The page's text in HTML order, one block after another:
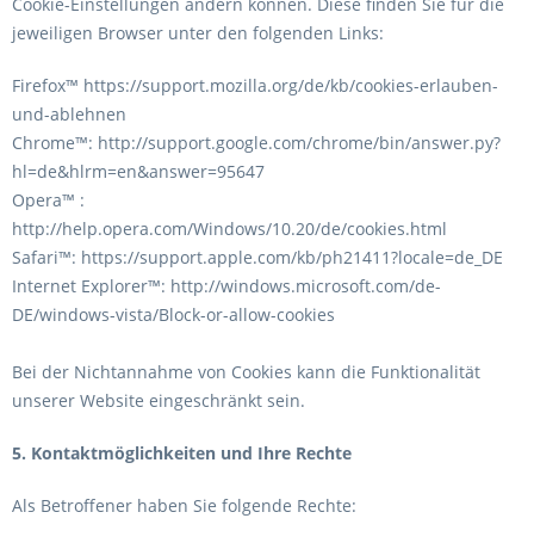
jeweiligen Browser unter den folgenden Links:
Firefox™ https://support.mozilla.org/de/kb/cookies-erlauben-
und-ablehnen
Chrome™: http://support.google.com/chrome/bin/answer.py?
hl=de&hlrm=en&answer=95647
Opera™ :
http://help.opera.com/Windows/10.20/de/cookies.html
Safari™: https://support.apple.com/kb/ph21411?locale=de_DE
Internet Explorer™: http://windows.microsoft.com/de-
DE/windows-vista/Block-or-allow-cookies
Bei der Nichtannahme von Cookies kann die Funktionalität
unserer Website eingeschränkt sein.
5. Kontaktmöglichkeiten und Ihre Rechte
Als Betroffener haben Sie folgende Rechte: